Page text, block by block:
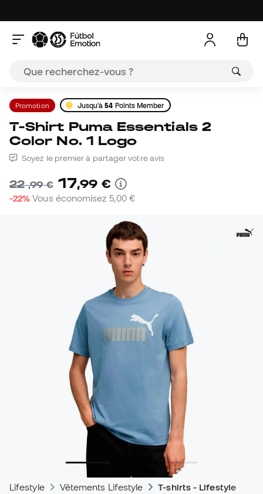
Promotion Jusqu'à54 Points Member
T-Shirt Puma Essentials 2
Color No. 1 Logo
Soyez le premier à partager votre avis
22,99 € 17,99 €
-22% Vous économisez 5,00 €
Lifestyle Vêtements Lifestyle T-shirts - Lifestyle